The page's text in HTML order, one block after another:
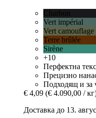
Charbon
Vert impérial
Vert camouflage
Terre brûlée
Sirène
+10
Перфектна
Прецизно
Подходящ и за
€ 4,09 (€ 4.090,00 /
Доставка до 13.